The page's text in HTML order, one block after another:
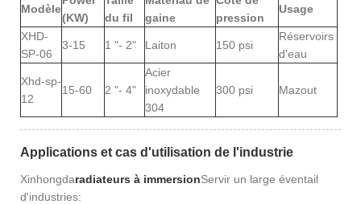
Modèle
(KW)
du fil
gaine
pression
Usage
XHD-
SP-06
3-15 1 "- 2" Laiton 150 psi
Réservoirs
d'eau
Xhd-sp-
12
15-60 2 "- 4"
Acier
inoxydable
304
300 psi Mazout
Applications et cas d'utilisation de l'industrie
Xinhongdaradiateurs à immersionServir un large éventail
d'industries: